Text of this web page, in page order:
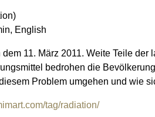
English
dem 11. März 2011. Weite Teile
bedrohen die
Problem umgehen und wie
tag/radiation/